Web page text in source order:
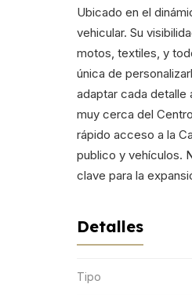
Ubicado en el
vehicular. Su
motos, textiles, y
única de
adaptar cada detalle
muy cerca del
rápido acceso a la
publico y vehículos.
clave para la
Detalles
Tipo